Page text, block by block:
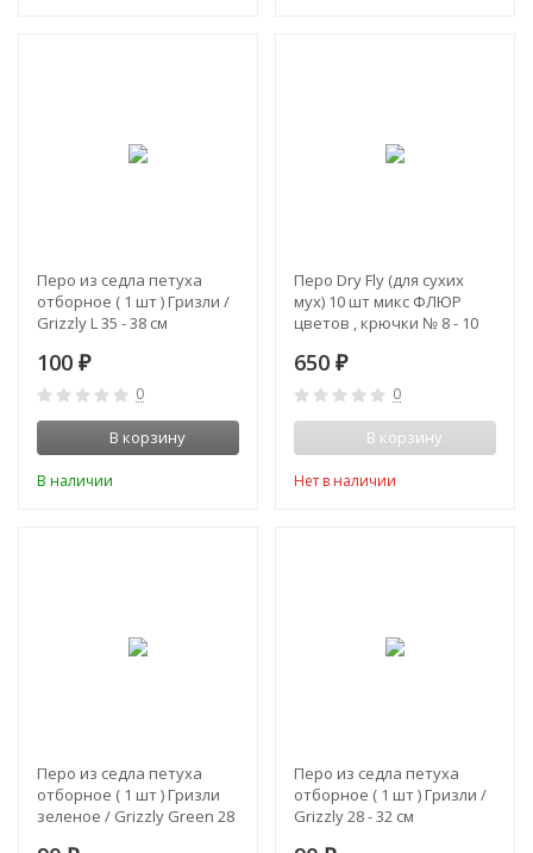
Перо из седла петуха
отборное ( 1 шт ) Гризли /
Grizzly L 35 - 38 см
100 ₽
0
В корзину
В наличии
Перо Dry Fly (для сухих
мух) 10 шт микс ФЛЮР
цветов , крючки № 8 - 10
650 ₽
0
В корзину
Нет в наличии
Перо из седла петуха
отборное ( 1 шт ) Гризли
зеленое / Grizzly Green 28
Перо из седла петуха
отборное ( 1 шт ) Гризли /
Grizzly 28 - 32 см